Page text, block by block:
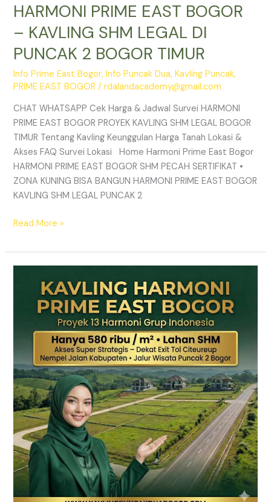
HARMONI PRIME EAST BOGOR
– KAVLING SHM LEGAL DI
PUNCAK 2 BOGOR TIMUR
Info Prime East Bogor,Info Puncak Dua,Kavling Puncak,
PRIME EAST BOGOR /rdalandacademy@gmail.com
CHAT WHATSAPP Cek Harga & Jadwal Survei HARMONI
PRIME EAST BOGOR PROYEK KAVLING SHM LEGAL BOGOR
TIMUR Tentang Kavling Keunggulan Harga Tanah Lokasi &
Akses FAQ Survei Lokasi Home Harmoni Prime East Bogor
HARMONI PRIME EAST BOGOR SHM PECAH SERTIFIKAT •
ZONA KUNING BISA BANGUN HARMONI PRIME EAST BOGOR
KAVLING SHM LEGAL PUNCAK 2
Read More »
MURAH
Puncak
Panduan
Lengkap
&
Legalitas
Jelas